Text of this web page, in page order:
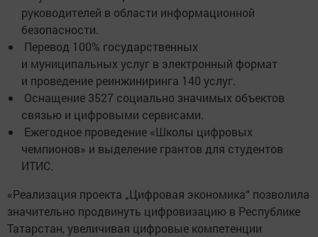
руководителей в области информационной
безопасности.
Перевод 100% государственных
и муниципальных услуг в электронный формат
и проведение реинжиниринга 140 услуг.
Оснащение 3527 социально значимых объектов
связью и цифровыми сервисами.
Ежегодное проведение «Школы цифровых
чемпионов» и выделение грантов для студентов
ИТИС.
«Реализация проекта „Цифровая экономика“ позволила
значительно продвинуть цифровизацию в Республике
Татарстан, увеличивая цифровые компетенции